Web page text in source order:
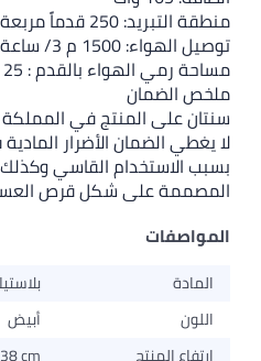
: 25 قدماً
المملكة العربية السعودية
المادية في الأجزاء البلاستيكية
وكذلك في وسائد التبريد
قرص العسل.
بلاستيك
أبيض